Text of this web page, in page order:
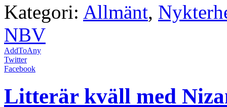
Kategori: Allmänt,
NBV
AddToAny
Twitter
Facebook
Litterär kväll med